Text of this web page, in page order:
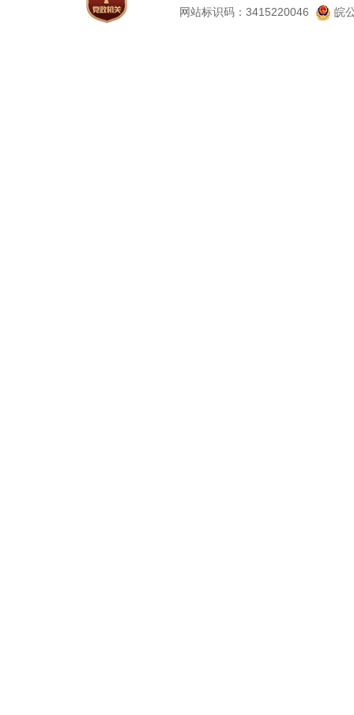
网站标识码：3415220046
皖